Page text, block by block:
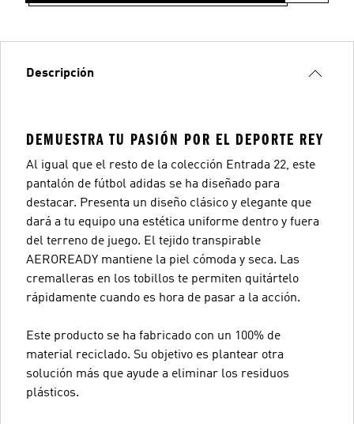
Descripción
DEMUESTRA TU PASIÓN POR EL DEPORTE REY
Al igual que el resto de la colección Entrada 22, este
pantalón de fútbol adidas se ha diseñado para
destacar. Presenta un diseño clásico y elegante que
dará a tu equipo una estética uniforme dentro y fuera
del terreno de juego. El tejido transpirable
AEROREADY mantiene la piel cómoda y seca. Las
cremalleras en los tobillos te permiten quitártelo
rápidamente cuando es hora de pasar a la acción.
Este producto se ha fabricado con un 100% de
material reciclado. Su objetivo es plantear otra
solución más que ayude a eliminar los residuos
plásticos.